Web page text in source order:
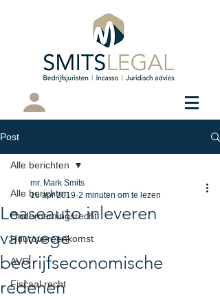
Cliëntenportaal
Post
Alle berichten
Ondernemingsrecht
Huurovereenkomst
AVG
Fiscaal recht
Alle berichten
Leaseauto inleveren
vanwege
bedrijfseconomische
redenen
mr. Mark Smits
16 apr 2019 2 minuten om te lezen